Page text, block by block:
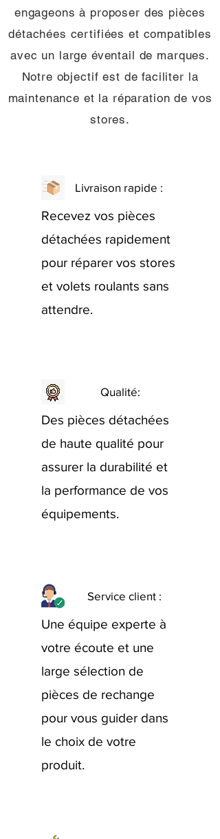
engageons à proposer des pièces
détachées certifiées et compatibles
avec un large éventail de marques.
Notre objectif est de faciliter la
maintenance et la réparation de vos
stores.
Livraison rapide :
Recevez vos pièces
détachées rapidement
pour réparer vos stores
et volets roulants sans
attendre.
Qualité:
Des pièces détachées
de haute qualité pour
assurer la durabilité et
la performance de vos
équipements.
Service client :
Une équipe experte à
votre écoute et une
large sélection de
pièces de rechange
pour vous guider dans
le choix de votre
produit.